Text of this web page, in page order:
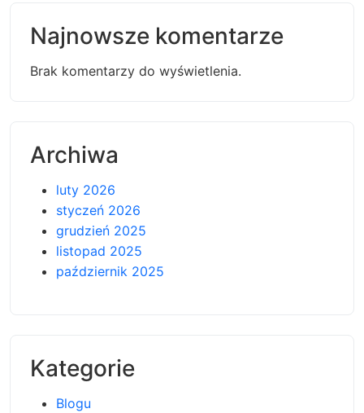
Najnowsze komentarze
Brak komentarzy do wyświetlenia.
Archiwa
luty 2026
styczeń 2026
grudzień 2025
listopad 2025
październik 2025
Kategorie
Blogu